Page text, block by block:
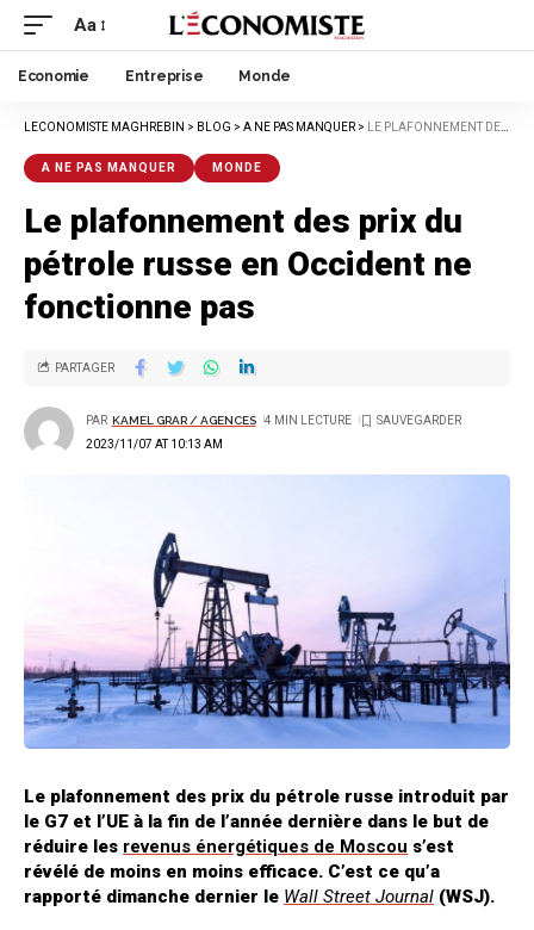
Aa
Economie Entreprise Monde
LECONOMISTE MAGHREBIN > BLOG > A NE PAS MANQUER > LE PLAFONNEMENT DES PRIX DU PÉTROLE RUSSE EN OCCIDENT NE FONCTIONNE PAS
A NE PAS MANQUER MONDE
Le plafonnement des prix du
pétrole russe en Occident ne
fonctionne pas
2023/11/07 AT 10:13 AM
PAR KAMEL GRAR / AGENCES 4 MIN LECTURE
PARTAGER
Le plafonnement des prix du pétrole russe introduit par
le G7 et l’UE à la fin de l’année dernière dans le but de
réduire les revenus énergétiques de Moscou s’est
révélé de moins en moins efficace. C’est ce qu’a
rapporté dimanche dernier le Wall Street Journal (WSJ).